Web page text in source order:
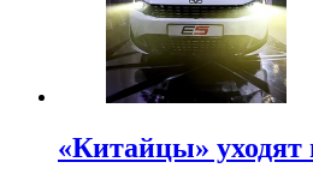
«Китайцы» уходят